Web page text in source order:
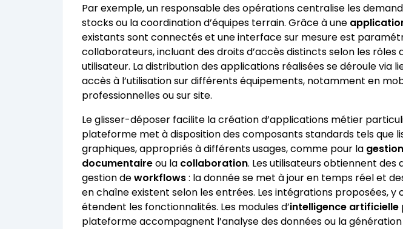
Par exemple, un responsable des opérations centralise les
stocks ou la coordination d’équipes terrain. Grâce à une
existants sont connectés et une interface sur mesure est
collaborateurs, incluant des droits d’accès distincts selon les rôles
utilisateur. La distribution des applications réalisées se déroule via
accès à l’utilisation sur différents équipements, notamment en
professionnelles ou sur site.
Le glisser-déposer facilite la création d’applications métier
plateforme met à disposition des composants standards tels que
graphiques, appropriés à différents usages, comme pour la
documentaireou la collaboration. Les utilisateurs obtiennent
gestion deworkflows: la donnée se met à jour en temps réel et
en chaîne existent selon les entrées. Les intégrations proposées, y
étendent les fonctionnalités. Les modules d’intelligence artificielle
plateforme accompagnent l’analyse des données ou la